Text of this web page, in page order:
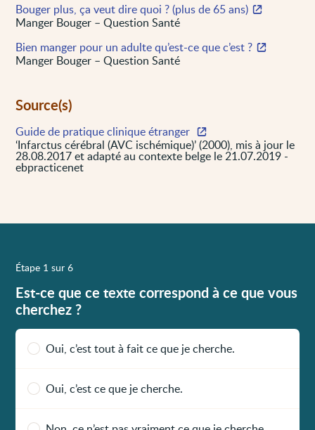
Bouger plus, ça veut dire quoi ? (plus de 65 ans)
Manger Bouger – Question Santé
Bien manger pour un adulte qu’est-ce que c’est ?
Manger Bouger – Question Santé
Source(s)
Guide de pratique clinique étranger
‘Infarctus cérébral (AVC ischémique)’ (2000), mis à jour le
28.08.2017 et adapté au contexte belge le 21.07.2019 -
ebpracticenet
Étape 1 sur 6
Est-ce que ce texte correspond à ce que vous
cherchez ?
Oui, c’est tout à fait ce que je cherche.
Oui, c’est ce que je cherche.